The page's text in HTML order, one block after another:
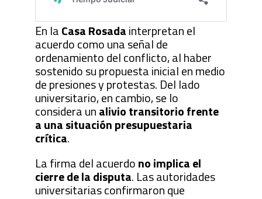
En laCasa Rosadainterpretan el
acuerdo como una señal de
ordenamiento del conflicto, al haber
sostenido su propuesta inicial en medio
de presiones y protestas. Del lado
universitario, en cambio, se lo
considera unalivio transitorio frente
a una situación presupuestaria
crítica.
La firma del acuerdono implica el
cierre de la disputa. Las autoridades
universitarias confirmaron que